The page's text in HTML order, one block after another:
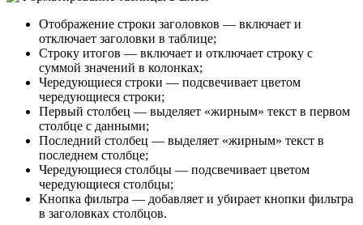
Отображение строки заголовков — включает и
отключает заголовки в таблице;
Строку итогов — включает и отключает строку с
суммой значений в колонках;
Чередующиеся строки — подсвечивает цветом
чередующиеся строки;
Первый столбец — выделяет «жирным» текст в первом
столбце с данными;
Последний столбец — выделяет «жирным» текст в
последнем столбце;
Чередующиеся столбцы — подсвечивает цветом
чередующиеся столбцы;
Кнопка фильтра — добавляет и убирает кнопки фильтра
в заголовках столбцов.